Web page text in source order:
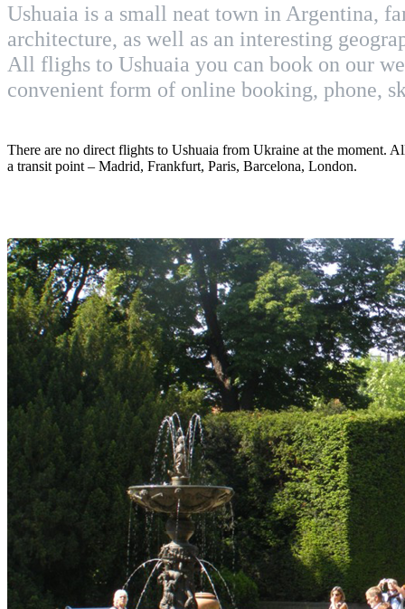
Ushuaia is a small neat town in Argentina,
architecture, as well as an interesting
All flighs to Ushuaia you can book on our
convenient form of online booking, phone,
There are no direct flights to Ushuaia from Ukraine at the moment.
a transit point – Madrid, Frankfurt, Paris, Barcelona, London.